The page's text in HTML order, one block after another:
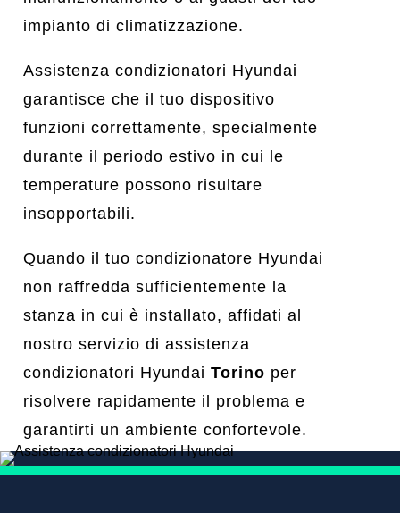
impianto di climatizzazione.
Assistenza condizionatori Hyundai
garantisce che il tuo dispositivo
funzioni correttamente, specialmente
durante il periodo estivo in cui le
temperature possono risultare
insopportabili.
Quando il tuo condizionatore Hyundai
non raffredda sufficientemente la
stanza in cui è installato, affidati al
nostro servizio di assistenza
condizionatori Hyundai Torino per
risolvere rapidamente il problema e
garantirti un ambiente confortevole.